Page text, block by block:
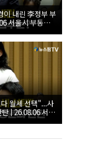
내린 李정부 부
서울시 부동산
월세 선택"...사
| 26.08.06 서울